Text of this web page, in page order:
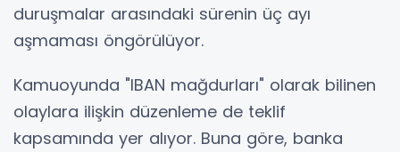
duruşmalar arasındaki sürenin üç ayı
aşmaması öngörülüyor.
Kamuoyunda "IBAN mağdurları" olarak bilinen
olaylara ilişkin düzenleme de teklif
kapsamında yer alıyor. Buna göre, banka